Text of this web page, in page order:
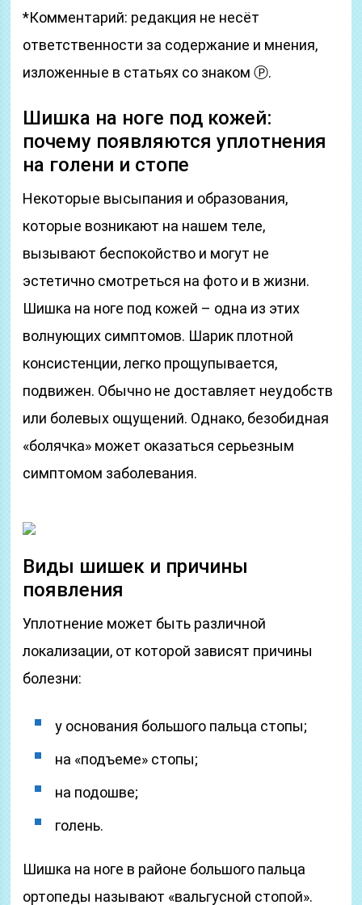
*Комментарий: редакция не несёт
ответственности за содержание и мнения,
изложенные в статьях со знаком Ⓟ.
Шишка на ноге под кожей:
почему появляются уплотнения
на голени и стопе
Некоторые высыпания и образования,
которые возникают на нашем теле,
вызывают беспокойство и могут не
эстетично смотреться на фото и в жизни.
Шишка на ноге под кожей – одна из этих
волнующих симптомов. Шарик плотной
консистенции, легко прощупывается,
подвижен. Обычно не доставляет неудобств
или болевых ощущений. Однако, безобидная
«болячка» может оказаться серьезным
симптомом заболевания.
Виды шишек и причины
появления
Уплотнение может быть различной
локализации, от которой зависят причины
болезни:
у основания большого пальца стопы;
на «подъеме» стопы;
на подошве;
голень.
Шишка на ноге в районе большого пальца
ортопеды называют «вальгусной стопой».